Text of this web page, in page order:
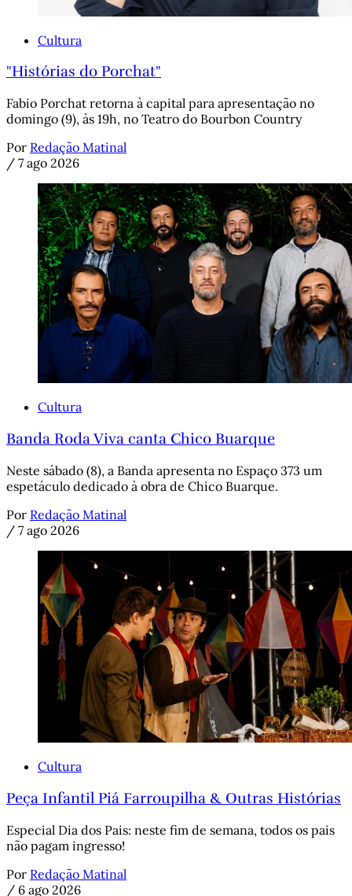
Cultura
"Histórias do Porchat"
Fabio Porchat retorna à capital para apresentação no
domingo (9), às 19h, no Teatro do Bourbon Country
Por Redação Matinal
/ 7 ago 2026
Cultura
Banda Roda Viva canta Chico Buarque
Neste sábado (8), a Banda apresenta no Espaço 373 um
espetáculo dedicado à obra de Chico Buarque.
Por Redação Matinal
/ 7 ago 2026
Cultura
Peça Infantil Piá Farroupilha & Outras Histórias
Especial Dia dos Pais: neste fim de semana, todos os pais
não pagam ingresso!
Por Redação Matinal
/ 6 ago 2026